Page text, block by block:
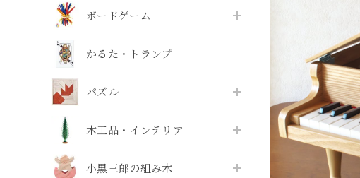
ボードゲーム
かるた・トランプ
パズル
木工品・インテリア
小黒三郎の組み木